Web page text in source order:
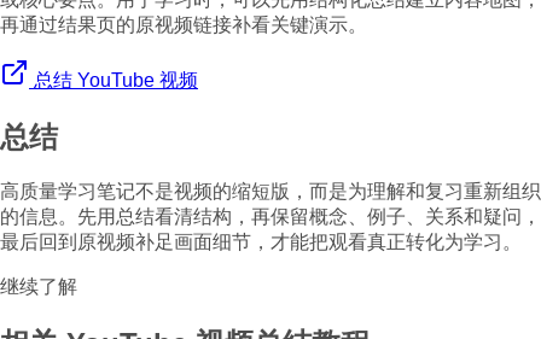
再通过结果页的原视频链接补看关键演示。
总结 YouTube 视频
总结
高质量学习笔记不是视频的缩短版，而是为理解和复习重新组织
的信息。先用总结看清结构，再保留概念、例子、关系和疑问，
最后回到原视频补足画面细节，才能把观看真正转化为学习。
继续了解